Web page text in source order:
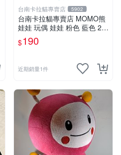
台南卡拉貓專賣店 5902
台南卡拉貓專賣店 MOMO熊
娃娃 玩偶 娃娃 粉色 藍色 2色
分售
$190
近期銷量1件